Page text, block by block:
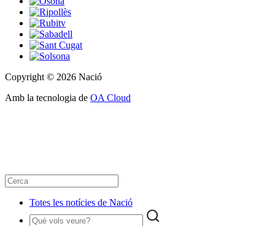
Copyright © 2026 Nació
Amb la tecnologia de OA Cloud
Totes les notícies de Nació